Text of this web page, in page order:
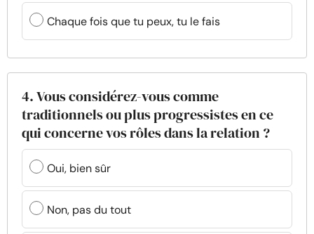
Chaque fois que tu peux, tu le fais
4. Vous considérez-vous comme
traditionnels ou plus progressistes en ce
qui concerne vos rôles dans la relation ?
Oui, bien sûr
Non, pas du tout